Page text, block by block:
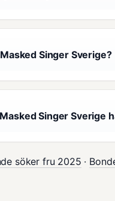
Singer Sverige?
Singer Sverige
söker fru 2025 ·